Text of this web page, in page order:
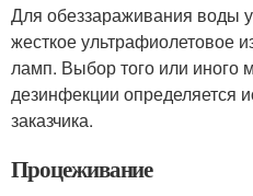
Для обеззараживания воды
жесткое ультрафиолетовое
ламп. Выбор того или иного
дезинфекции определяется
заказчика.
Процеживание